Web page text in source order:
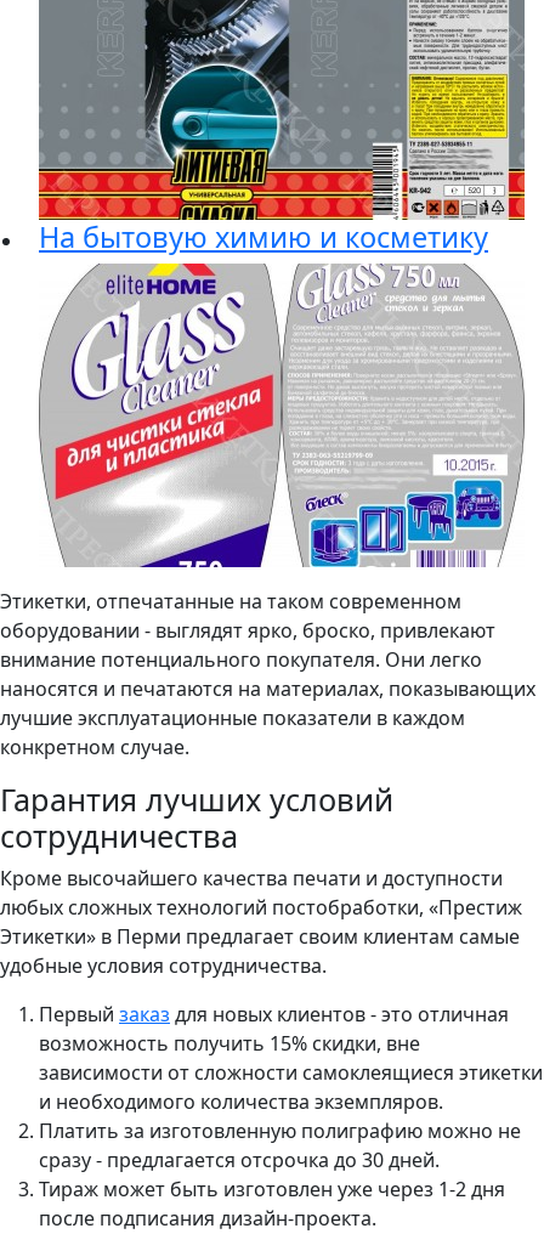
На бытовую химию и косметику
Этикетки, отпечатанные на таком современном
оборудовании - выглядят ярко, броско, привлекают
внимание потенциального покупателя. Они легко
наносятся и печатаются на материалах, показывающих
лучшие эксплуатационные показатели в каждом
конкретном случае.
Гарантия лучших условий
сотрудничества
Кроме высочайшего качества печати и доступности
любых сложных технологий постобработки, «Престиж
Этикетки» в Перми предлагает своим клиентам самые
удобные условия сотрудничества.
Первый заказ для новых клиентов - это отличная
возможность получить 15% скидки, вне
зависимости от сложности самоклеящиеся этикетки
и необходимого количества экземпляров.
Платить за изготовленную полиграфию можно не
сразу - предлагается отсрочка до 30 дней.
Тираж может быть изготовлен уже через 1-2 дня
после подписания дизайн-проекта.